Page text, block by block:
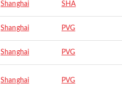
Shanghai SHA
Shanghai PVG
Shanghai PVG
Shanghai PVG